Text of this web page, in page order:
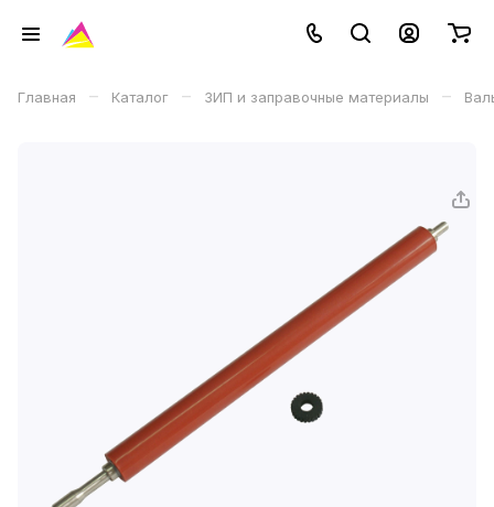
Главная – Каталог – ЗИП и заправочные материалы –